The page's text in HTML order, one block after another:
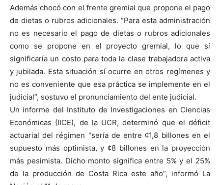
Además chocó con el frente gremial que propone el pago
de dietas o rubros adicionales. “Para esta administración
no es necesario el pago de dietas o rubros adicionales
como se propone en el proyecto gremial, lo que sí
significaría un costo para toda la clase trabajadora activa
y jubilada. Esta situación sí ocurre en otros regímenes y
no es conveniente que esa práctica se implemente en el
judicial”, sostuvo el pronunciamiento del ente judicial.
Un informe del Instituto de Investigaciones en Ciencias
Económicas (IICE), de la UCR, determinó que el déficit
actuarial del régimen “sería de entre ¢1,8 billones en el
supuesto más optimista, y ¢8 billones en la proyección
más pesimista. Dicho monto significa entre 5% y el 25%
de la producción de Costa Rica este año”, informó La